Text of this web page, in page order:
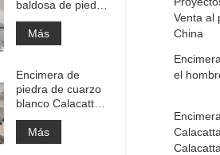
Venta al
China
el
baldosa de piedra
del material de
construcción de
alta calidad
Más
Encimera de
piedra de cuarzo
blanco Calacatta
de ingeniería
artificial, encimera
de tocador y losa
Más